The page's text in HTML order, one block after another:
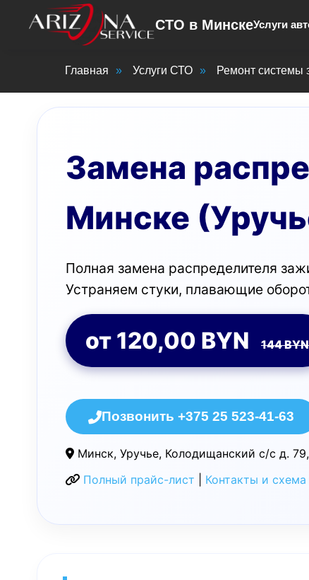
СТО в МинскеУслуги
Главная » Услуги СТО » Ремонт системы
Замена
Минске
Полная замена распределителя
Устраняем стуки, плавающие
от 120,00 BYN 144 BYN
Позвонить +375 25 523-41-63
Минск, Уручье, Колодищанский с/с д.
Полный прайс-лист
Контакты и схема